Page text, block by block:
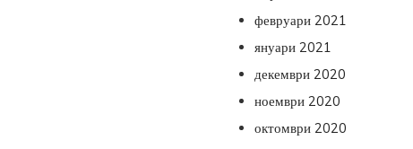
февруари 2021
януари 2021
декември 2020
ноември 2020
октомври 2020